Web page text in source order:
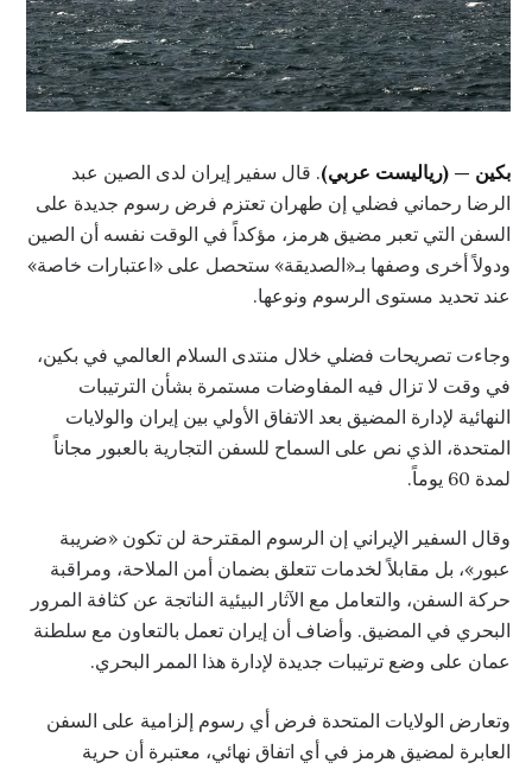
بكين — (رياليست عربي). قال سفير إيران لدى الصين عبد
الرضا رحماني فضلي إن طهران تعتزم فرض رسوم جديدة على
السفن التي تعبر مضيق هرمز، مؤكداً في الوقت نفسه أن الصين
ودولاً أخرى وصفها بـ«الصديقة» ستحصل على «اعتبارات خاصة»
عند تحديد مستوى الرسوم ونوعها.
وجاءت تصريحات فضلي خلال منتدى السلام العالمي في بكين،
في وقت لا تزال فيه المفاوضات مستمرة بشأن الترتيبات
النهائية لإدارة المضيق بعد الاتفاق الأولي بين إيران والولايات
المتحدة، الذي نص على السماح للسفن التجارية بالعبور مجاناً
لمدة 60 يوماً.
وقال السفير الإيراني إن الرسوم المقترحة لن تكون «ضريبة
عبور»، بل مقابلاً لخدمات تتعلق بضمان أمن الملاحة، ومراقبة
حركة السفن، والتعامل مع الآثار البيئية الناتجة عن كثافة المرور
البحري في المضيق. وأضاف أن إيران تعمل بالتعاون مع سلطنة
عمان على وضع ترتيبات جديدة لإدارة هذا الممر البحري.
وتعارض الولايات المتحدة فرض أي رسوم إلزامية على السفن
العابرة لمضيق هرمز في أي اتفاق نهائي، معتبرة أن حرية